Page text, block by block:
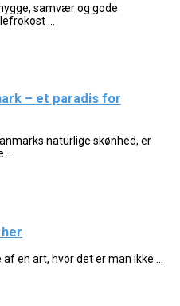
samvær og gode
...
– et paradis for
naturlige skønhed, er
...
en art, hvor det er man ikke ...